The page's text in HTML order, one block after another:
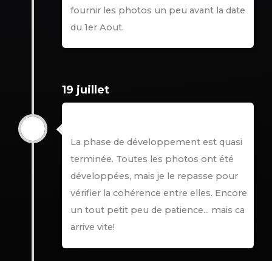
fournir les photos un peu avant la date
du 1er Aout.
19 juillet
La phase de développement est quasi
terminée. Toutes les photos ont été
développées, mais je le repasse pour
vérifier la cohérence entre elles. Encore
un tout petit peu de patience... mais ca
arrive vite!